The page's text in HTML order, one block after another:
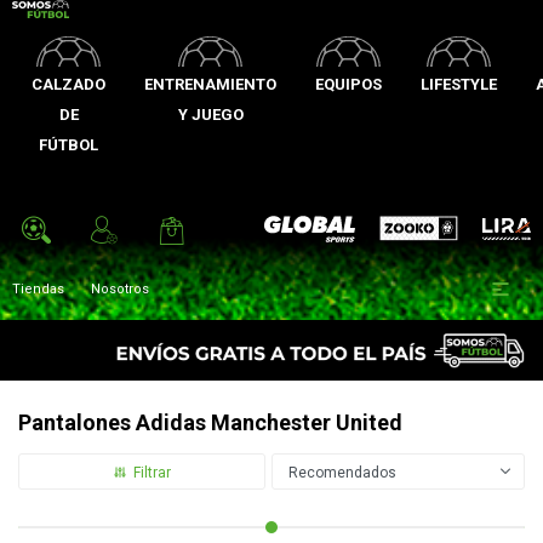
CALZADO
DE
FÚTBOL
ENTRENAMIENTO
Y JUEGO
EQUIPOS LIFESTYLE
Global Sports Zooko Lira
Tiendas Nosotros 
Pantalones Adidas Manchester United
Recomendados